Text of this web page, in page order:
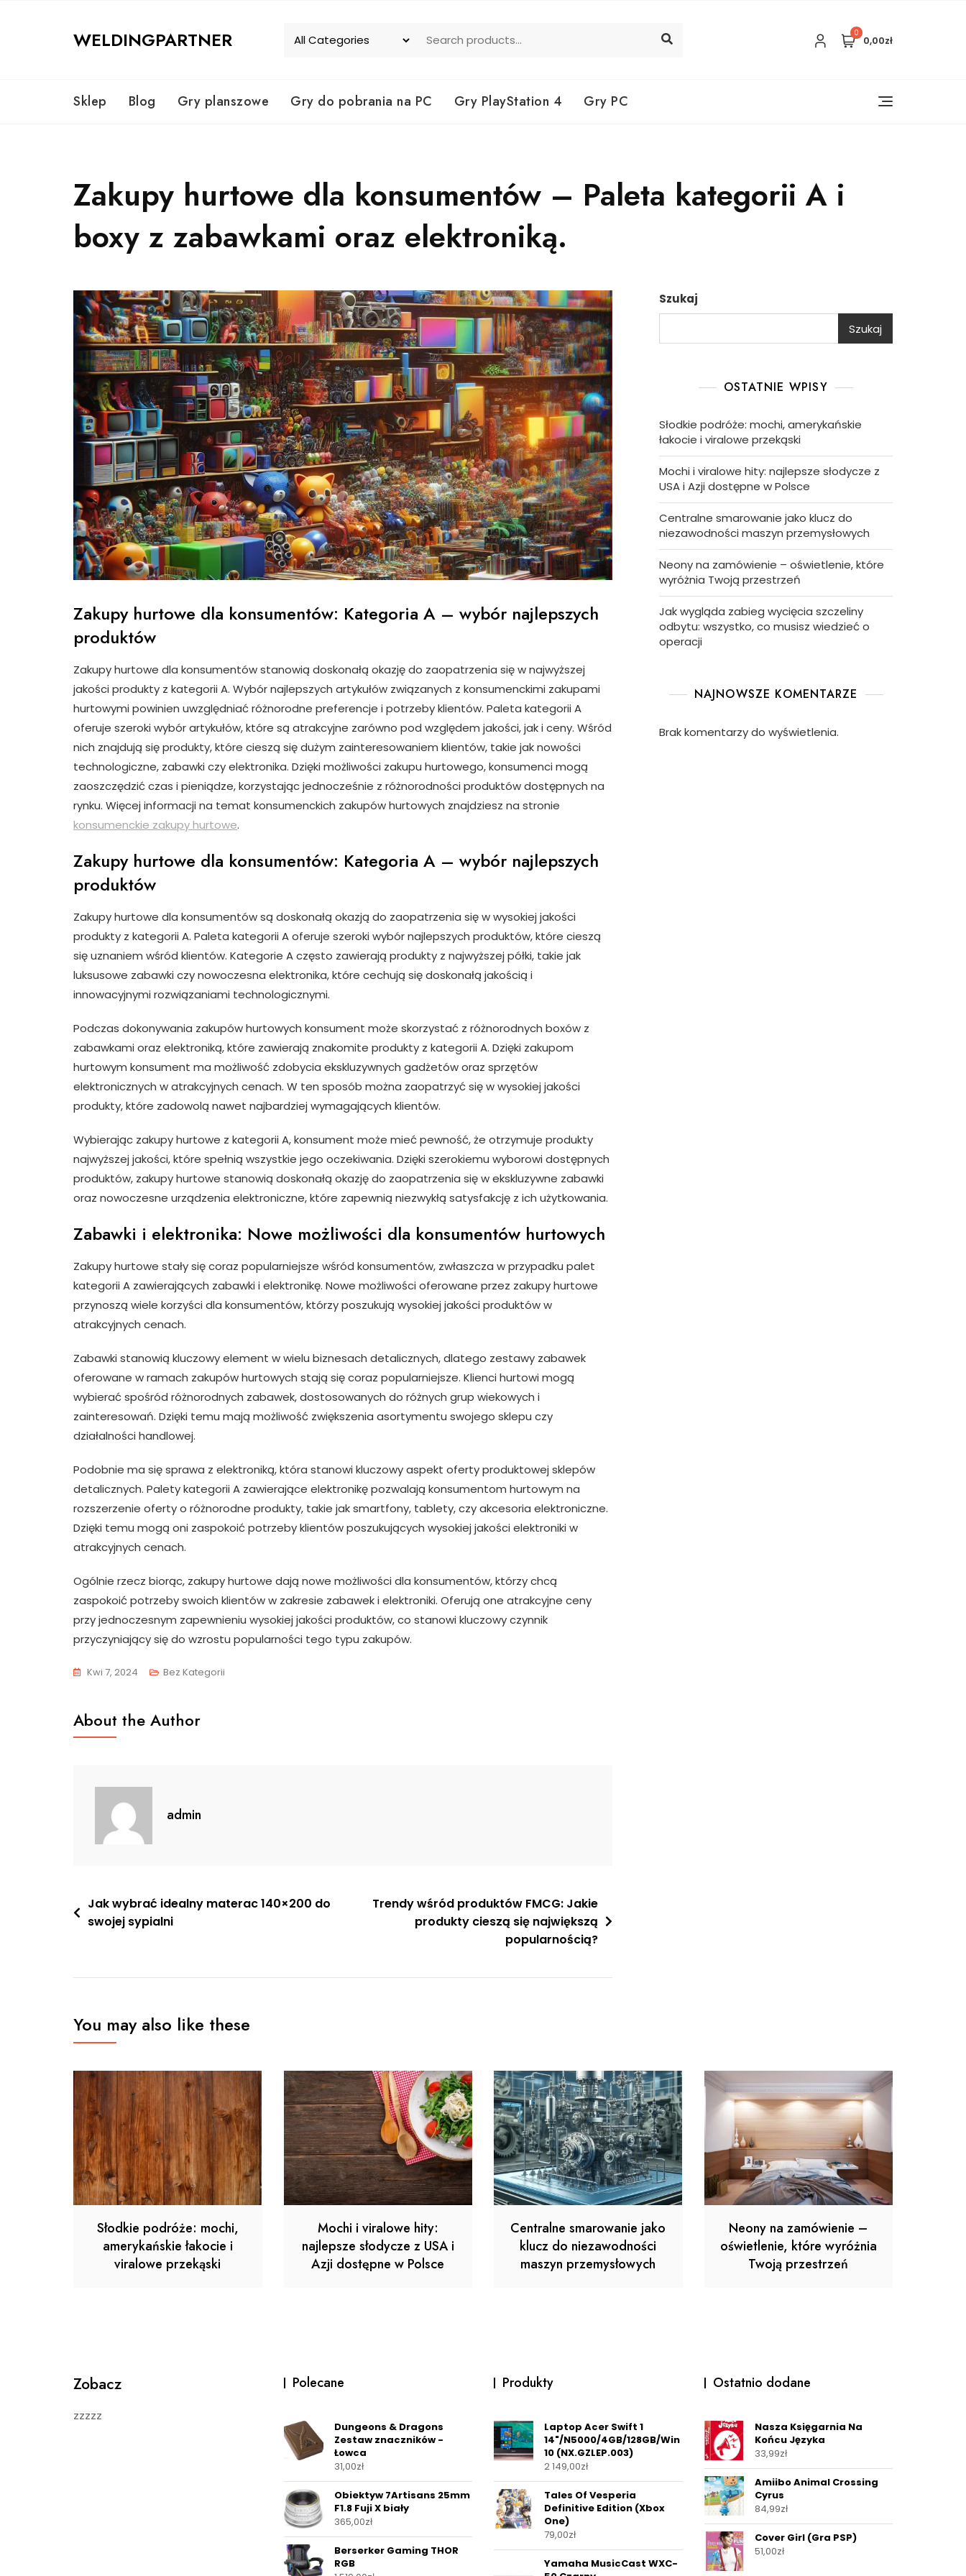
WELDINGPARTNER 0
0,00zł
Sklep Blog Gry planszowe Gry do pobrania na PC Gry PlayStation 4 Gry PC
Zakupy hurtowe dla konsumentów – Paleta kategorii A i
boxy z zabawkami oraz elektroniką.
Zakupy hurtowe dla konsumentów: Kategoria A – wybór najlepszych
produktów
Zakupy hurtowe dla konsumentów stanowią doskonałą okazję do zaopatrzenia się w najwyższej
jakości produkty z kategorii A. Wybór najlepszych artykułów związanych z konsumenckimi zakupami
hurtowymi powinien uwzględniać różnorodne preferencje i potrzeby klientów. Paleta kategorii A
oferuje szeroki wybór artykułów, które są atrakcyjne zarówno pod względem jakości, jak i ceny. Wśród
nich znajdują się produkty, które cieszą się dużym zainteresowaniem klientów, takie jak nowości
technologiczne, zabawki czy elektronika. Dzięki możliwości zakupu hurtowego, konsumenci mogą
zaoszczędzić czas i pieniądze, korzystając jednocześnie z różnorodności produktów dostępnych na
rynku. Więcej informacji na temat konsumenckich zakupów hurtowych znajdziesz na stronie
konsumenckie zakupy hurtowe.
Zakupy hurtowe dla konsumentów: Kategoria A – wybór najlepszych
produktów
Zakupy hurtowe dla konsumentów są doskonałą okazją do zaopatrzenia się w wysokiej jakości
produkty z kategorii A. Paleta kategorii A oferuje szeroki wybór najlepszych produktów, które cieszą
się uznaniem wśród klientów. Kategorie A często zawierają produkty z najwyższej półki, takie jak
luksusowe zabawki czy nowoczesna elektronika, które cechują się doskonałą jakością i
innowacyjnymi rozwiązaniami technologicznymi.
Podczas dokonywania zakupów hurtowych konsument może skorzystać z różnorodnych boxów z
zabawkami oraz elektroniką, które zawierają znakomite produkty z kategorii A. Dzięki zakupom
hurtowym konsument ma możliwość zdobycia ekskluzywnych gadżetów oraz sprzętów
elektronicznych w atrakcyjnych cenach. W ten sposób można zaopatrzyć się w wysokiej jakości
produkty, które zadowolą nawet najbardziej wymagających klientów.
Wybierając zakupy hurtowe z kategorii A, konsument może mieć pewność, że otrzymuje produkty
najwyższej jakości, które spełnią wszystkie jego oczekiwania. Dzięki szerokiemu wyborowi dostępnych
produktów, zakupy hurtowe stanowią doskonałą okazję do zaopatrzenia się w ekskluzywne zabawki
oraz nowoczesne urządzenia elektroniczne, które zapewnią niezwykłą satysfakcję z ich użytkowania.
Zabawki i elektronika: Nowe możliwości dla konsumentów hurtowych
Zakupy hurtowe stały się coraz popularniejsze wśród konsumentów, zwłaszcza w przypadku palet
kategorii A zawierających zabawki i elektronikę. Nowe możliwości oferowane przez zakupy hurtowe
przynoszą wiele korzyści dla konsumentów, którzy poszukują wysokiej jakości produktów w
atrakcyjnych cenach.
Zabawki stanowią kluczowy element w wielu biznesach detalicznych, dlatego zestawy zabawek
oferowane w ramach zakupów hurtowych stają się coraz popularniejsze. Klienci hurtowi mogą
wybierać spośród różnorodnych zabawek, dostosowanych do różnych grup wiekowych i
zainteresowań. Dzięki temu mają możliwość zwiększenia asortymentu swojego sklepu czy
działalności handlowej.
Podobnie ma się sprawa z elektroniką, która stanowi kluczowy aspekt oferty produktowej sklepów
detalicznych. Palety kategorii A zawierające elektronikę pozwalają konsumentom hurtowym na
rozszerzenie oferty o różnorodne produkty, takie jak smartfony, tablety, czy akcesoria elektroniczne.
Dzięki temu mogą oni zaspokoić potrzeby klientów poszukujących wysokiej jakości elektroniki w
atrakcyjnych cenach.
Ogólnie rzecz biorąc, zakupy hurtowe dają nowe możliwości dla konsumentów, którzy chcą
zaspokoić potrzeby swoich klientów w zakresie zabawek i elektroniki. Oferują one atrakcyjne ceny
przy jednoczesnym zapewnieniu wysokiej jakości produktów, co stanowi kluczowy czynnik
przyczyniający się do wzrostu popularności tego typu zakupów.
Kwi 7, 2024 Bez Kategorii
About the Author
admin
Nawigacja
wpisu
Jak wybrać idealny materac 140×200 do
swojej sypialni
Trendy wśród produktów FMCG: Jakie
produkty cieszą się największą
popularnością?
Szukaj
Szukaj
OSTATNIE WPISY
Słodkie podróże: mochi, amerykańskie
łakocie i viralowe przekąski
Mochi i viralowe hity: najlepsze słodycze z
USA i Azji dostępne w Polsce
Centralne smarowanie jako klucz do
niezawodności maszyn przemysłowych
Neony na zamówienie – oświetlenie, które
wyróżnia Twoją przestrzeń
Jak wygląda zabieg wycięcia szczeliny
odbytu: wszystko, co musisz wiedzieć o
operacji
NAJNOWSZE KOMENTARZE
Brak komentarzy do wyświetlenia.
You may also like these
Słodkie podróże: mochi,
amerykańskie łakocie i
viralowe przekąski
Mochi i viralowe hity:
najlepsze słodycze z USA i
Azji dostępne w Polsce
Centralne smarowanie jako
klucz do niezawodności
maszyn przemysłowych
Neony na zamówienie –
oświetlenie, które wyróżnia
Twoją przestrzeń
Zobacz
zzzzz
Polecane
Dungeons & Dragons
Zestaw znaczników -
Łowca
31,00zł
Obiektyw 7Artisans 25mm
F1.8 Fuji X biały
365,00zł
Berserker Gaming THOR
RGB
Produkty
Laptop Acer Swift 1
14"/N5000/4GB/128GB/Win
10 (NX.GZLEP.003)
2 149,00zł
Tales Of Vesperia
Definitive Edition (Xbox
One)
79,00zł
Yamaha MusicCast WXC-
Ostatnio dodane
Nasza Księgarnia Na
Końcu Języka
33,99zł
Amiibo Animal Crossing
Cyrus
84,99zł
Cover Girl (Gra PSP)
51,00zł